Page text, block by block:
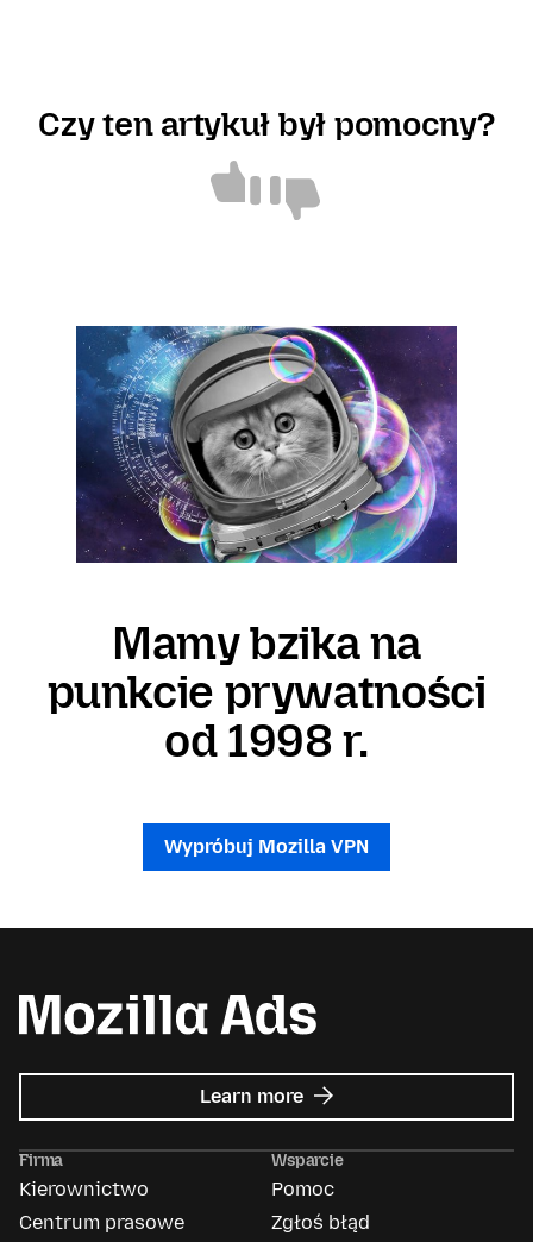
Czy ten artykuł był pomocny?
Artykuł
jest
pomocny
Artykuł
nie
Mamy bzika na
punkcie prywatności
od 1998 r.
Wypróbuj Mozilla VPN
Learn more about
Mozilla
Firma
Kierownictwo
Centrum prasowe
Wsparcie
Pomoc
Zgłoś błąd